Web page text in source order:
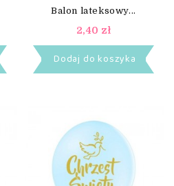
Balon lateksowy...
2,40 zł
Dodaj do koszyka